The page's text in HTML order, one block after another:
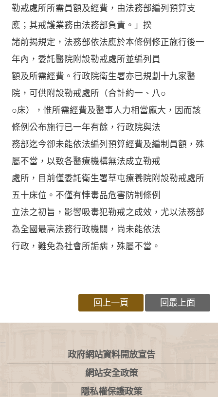
勒戒處所所需員額及經費，由法務部編列預算支
應；其戒護業務由法務部負責。」揆
諸前揭規定，法務部依法應於本條例修正施行後一
年內，委託醫院附設勒戒處所並編列員
額及所需經費。行政院衛生署亦已規劃十九家醫
院，可供附設勒戒處所（合計約一、八○
○床），惟所需經費及醫事人力相當龐大，因而該
條例公布施行已一年有餘，行政院與法
務部迄今卻未能依法編列預算經費及編制員額，殊
屬不當，以致各醫療機構無法成立勒戒
處所，目前僅委託衛生署草屯療養院附設勒戒處所
五十床位。不僅有悖毒品危害防制條例
立法之初旨，影響吸毒犯勒戒之成效，尤以法務部
為全國最高法務行政機關，尚未能依法
行政，難免為社會所詬病，殊屬不當。
回上一頁 回最上面
:::
政府網站資料開放宣告
網站安全政策
隱私權保護政策